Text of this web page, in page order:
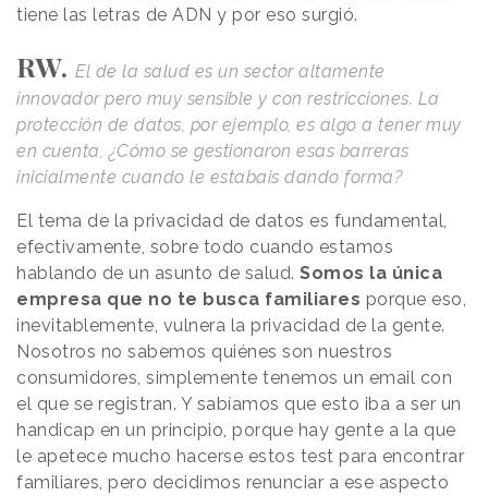
tiene las letras de ADN y por eso surgió.
RW. El de la salud es un sector altamente
innovador pero muy sensible y con restricciones. La
protección de datos, por ejemplo, es algo a tener muy
en cuenta, ¿Cómo se gestionaron esas barreras
inicialmente cuando le estabais dando forma?
El tema de la privacidad de datos es fundamental,
efectivamente, sobre todo cuando estamos
hablando de un asunto de salud. Somos la única
empresa que no te busca familiares porque eso,
inevitablemente, vulnera la privacidad de la gente.
Nosotros no sabemos quiénes son nuestros
consumidores, simplemente tenemos un email con
el que se registran. Y sabíamos que esto iba a ser un
handicap en un principio, porque hay gente a la que
le apetece mucho hacerse estos test para encontrar
familiares, pero decidimos renunciar a ese aspecto